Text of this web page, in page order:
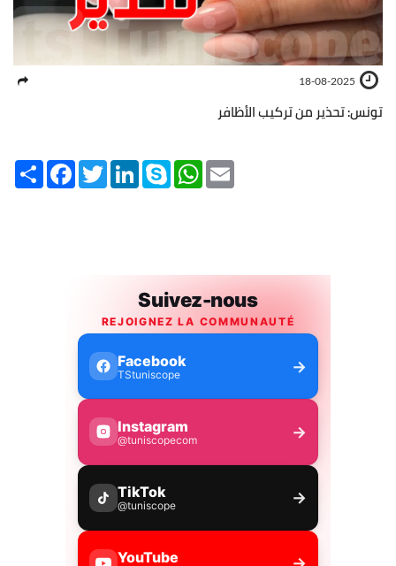
18-08-2025
تونس: تحذير من تركيب الأظافر
Share FacebookTwitterLinkedInSkype WhatsApp